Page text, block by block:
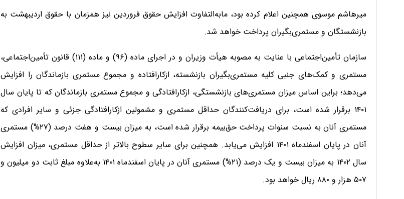
میرهاشم موسوی همچنین اعلام کرده بود، مابه‌التفاوت افزایش حقوق فروردین نیز همزمان با حقوق اردیبهشت به
بازنشستگان و مستمری‌بگیران پرداخت خواهد شد.
سازمان تأمین‌اجتماعی با عنایت به مصوبه هیأت وزیران و در اجرای ماده (۹۶) و ماده (۱۱۱) قانون تأمین‌اجتماعی،
مستمری و کمک‌های جنبی کلیه مستمری‌بگیران بازنشسته، ازکارافتاده و مجموع مستمری بازماندگان را افزایش
می‌دهد؛ براین اساس میزان مستمری‌های بازنشستگی، ازکارافتادگی و مجموع مستمری بازماندگان که تا پایان سال
۱۴۰۱ برقرار شده است، برای دریافت‌کنندگان حداقل مستمری و مشمولین ازکارافتادگی جزئی و سایر افرادی که
مستمری آنان به نسبت سنوات پرداخت حق‌بیمه برقرار شده است، به میزان بیست و هفت درصد (۲۷%) مستمری
آنان در پایان اسفندماه ۱۴۰۱ افزایش می‌یابد. همچنین برای سایر سطوح بالاتر از حداقل مستمری، میزان افزایش
سال ۱۴۰۲ به میزان بیست و یک درصد (۲۱%) مستمری آنان در پایان اسفندماه ۱۴۰۱ به‌علاوه مبلغ ثابت دو میلیون و
۵۰۷ هزار و ۸۸۰ ریال خواهد بود.